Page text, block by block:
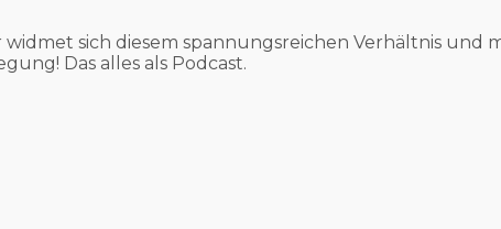
sich diesem spannungsreichen Verhältnis und
Das alles als Podcast.